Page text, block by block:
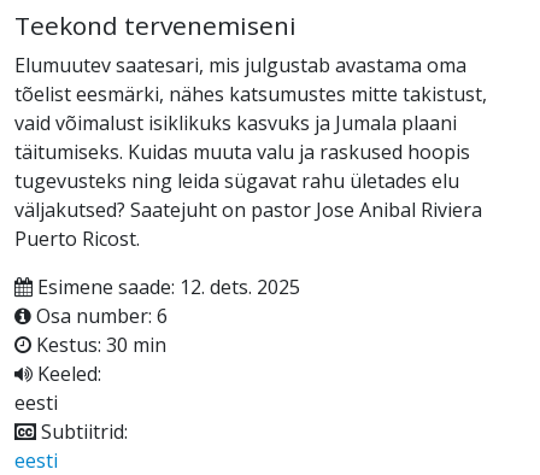
Teekond tervenemiseni
Elumuutev saatesari, mis julgustab avastama oma
tõelist eesmärki, nähes katsumustes mitte takistust,
vaid võimalust isiklikuks kasvuks ja Jumala plaani
täitumiseks. Kuidas muuta valu ja raskused hoopis
tugevusteks ning leida sügavat rahu ületades elu
väljakutsed? Saatejuht on pastor Jose Anibal Riviera
Puerto Ricost.
Esimene saade: 12. dets. 2025
Osa number: 6
Kestus: 30 min
Keeled:
eesti
Subtiitrid:
eesti